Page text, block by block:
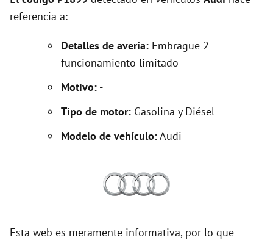
referencia a:
Detalles de avería: Embrague 2
funcionamiento limitado
Motivo: -
Tipo de motor: Gasolina y Diésel
Modelo de vehículo:Audi
Esta web es meramente informativa, por lo que